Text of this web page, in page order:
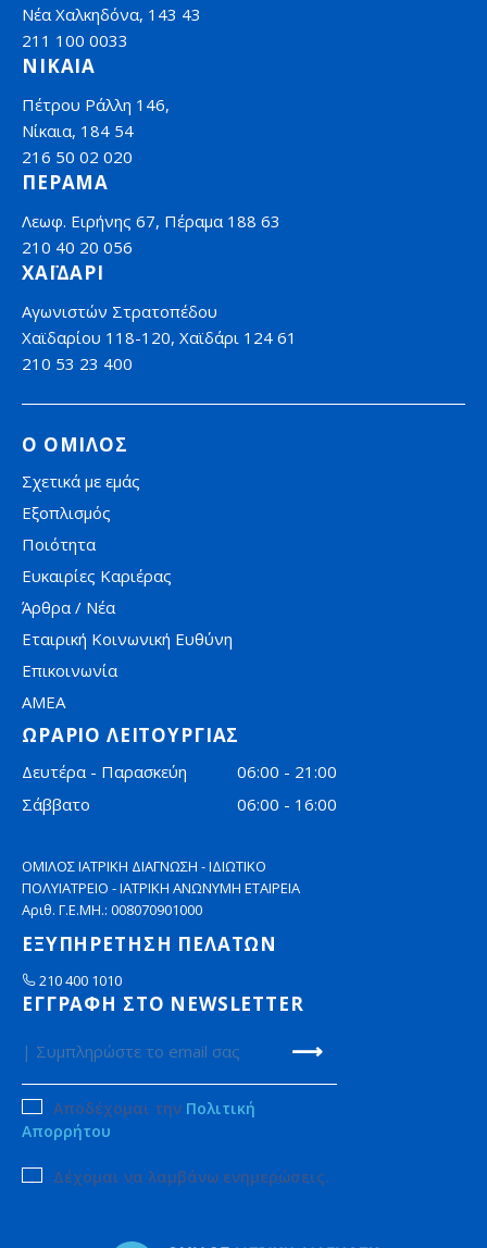
Νέα Χαλκηδόνα, 143 43
211 100 0033
ΝΙΚΑΙΑ
Πέτρου Ράλλη 146,
Νίκαια, 184 54
216 50 02 020
ΠΕΡΑΜΑ
Λεωφ. Ειρήνης 67, Πέραμα 188 63
210 40 20 056
ΧΑΪΔΑΡΙ
Αγωνιστών Στρατοπέδου
Χαϊδαρίου 118-120, Χαϊδάρι 124 61
210 53 23 400
Ο ΟΜΙΛΟΣ
Σχετικά με εμάς
Εξοπλισμός
Ποιότητα
Ευκαιρίες Καριέρας
Άρθρα / Νέα
Εταιρική Κοινωνική Ευθύνη
Επικοινωνία
AMEA
ΩΡΑΡΙΟ ΛΕΙΤΟΥΡΓΙΑΣ
Δευτέρα - Παρασκεύη
06:00 - 21:00
Σάββατο
06:00 - 16:00
ΟΜΙΛΟΣ ΙΑΤΡΙΚΗ ΔΙΑΓΝΩΣΗ - ΙΔΙΩΤΙΚΟ
ΠΟΛΥΙΑΤΡΕΙΟ - ΙΑΤΡΙΚΗ ΑΝΩΝΥΜΗ ΕΤΑΙΡΕΙΑ
Αριθ. Γ.Ε.ΜΗ.: 008070901000
ΕΞΥΠΗΡΕΤΗΣΗ ΠΕΛΑΤΩΝ
210 400 1010
ΕΓΓΡΑΦΗ ΣΤΟ NEWSLETTER
Αποδέχομαι την Πολιτική
Απορρήτου
Δέχομαι να λαμβάνω ενημερώσεις.